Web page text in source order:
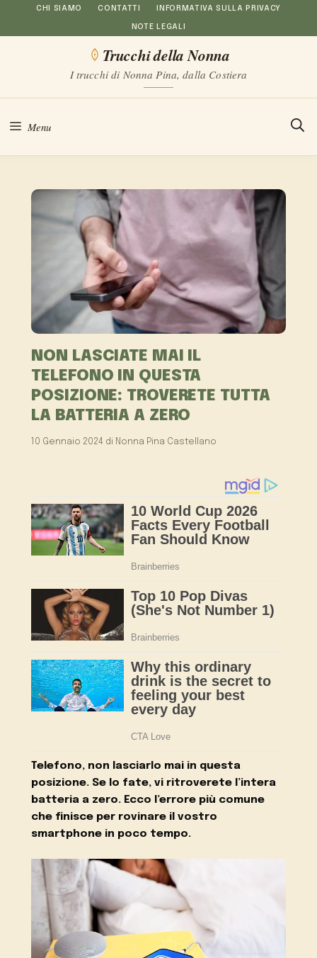
al
CHI SIAMO CONTATTI INFORMATIVA SULLA PRIVACY
NOTE LEGALI
Trucchi della Nonna
I trucchi di Nonna Pina, dalla Costiera
Menu
NON LASCIATE MAI IL
TELEFONO IN QUESTA
POSIZIONE: TROVERETE TUTTA
LA BATTERIA A ZERO
10 Gennaio 2024 di Nonna Pina Castellano
Telefono, non lasciarlo mai in questa
posizione. Se lo fate, vi ritroverete l’intera
batteria a zero. Ecco l’errore più comune
che finisce per rovinare il vostro
smartphone in poco tempo.